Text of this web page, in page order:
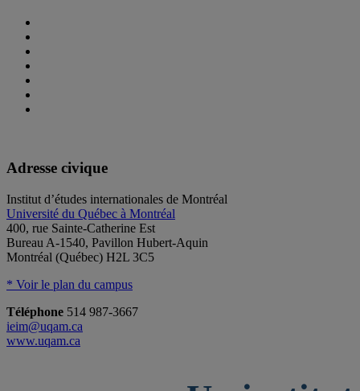
Adresse civique
Institut d’études internationales de Montréal
Université du Québec à Montréal
400, rue Sainte-Catherine Est
Bureau A-1540, Pavillon Hubert-Aquin
Montréal (Québec) H2L 3C5
* Voir le plan du campus
Téléphone 514 987-3667
ieim@uqam.ca
www.uqam.ca